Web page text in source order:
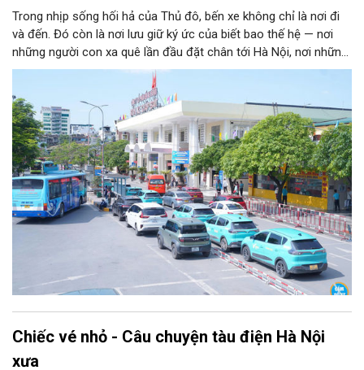
Trong nhịp sống hối hả của Thủ đô, bến xe không chỉ là nơi đi
và đến. Đó còn là nơi lưu giữ ký ức của biết bao thế hệ — nơi
những người con xa quê lần đầu đặt chân tới Hà Nội, nơi những
chuyến xe chở theo ước mơ, hy vọng và cả những nỗi niềm rất
Chiếc vé nhỏ - Câu chuyện tàu điện Hà Nội
xưa